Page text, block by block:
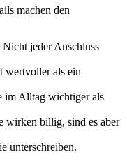
machen den
Nicht jeder Anschluss
wertvoller als ein
im Alltag wichtiger als
wirken billig, sind es aber
unterschreiben.